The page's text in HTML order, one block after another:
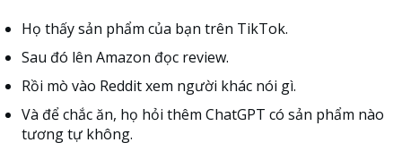
Họ thấy sản phẩm của bạn trên TikTok.
Sau đó lên Amazon đọc review.
Rồi mò vào Reddit xem người khác nói gì.
Và để chắc ăn, họ hỏi thêm ChatGPT có sản phẩm nào
tương tự không.